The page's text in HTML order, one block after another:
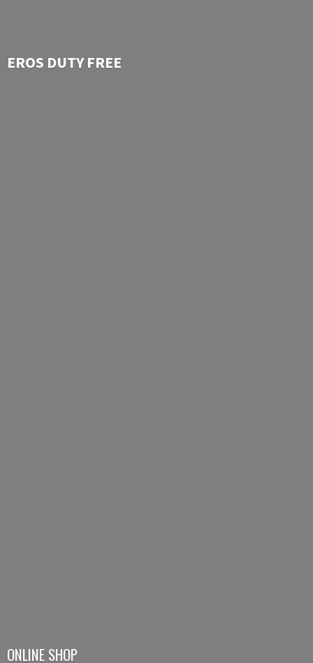
EROS DUTY FREE
ONLINE SHOP